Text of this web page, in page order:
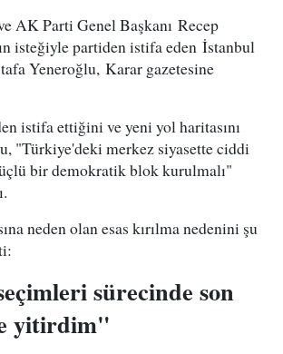
AK Parti Genel Başkanı Recep
isteğiyle partiden istifa eden İstanbul
Yeneroğlu, Karar gazetesine
istifa ettiğini ve yeni yol haritasını
"Türkiye'deki merkez siyasette ciddi
bir demokratik blok kurulmalı"
neden olan esas kırılma nedenini şu
sürecinde son
yitirdim"